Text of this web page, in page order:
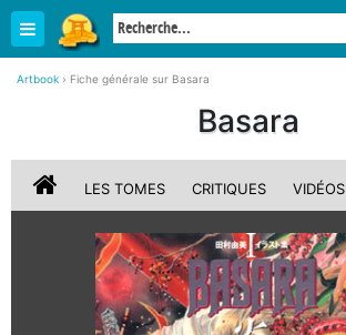
Artbook › Fiche générale sur Basara
Basara
LES TOMES CRITIQUES VIDÉOS